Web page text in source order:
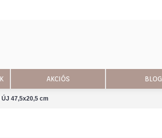
AKCIÓS BLOG
47,5x20,5 cm